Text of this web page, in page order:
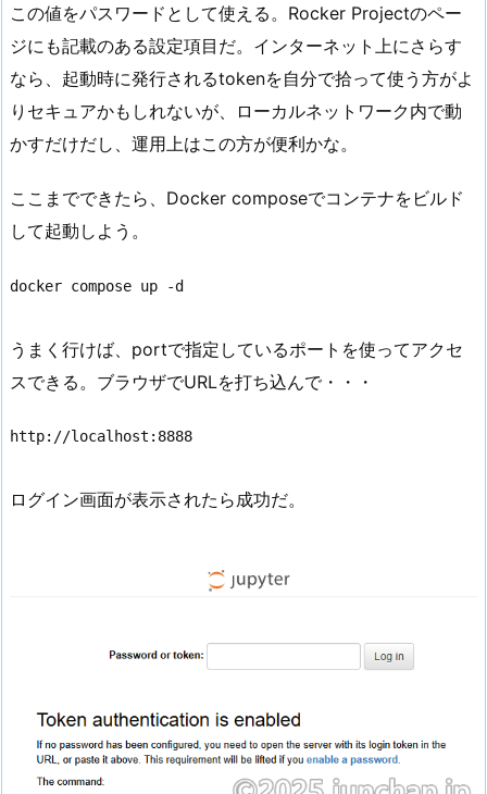
この値をパスワードとして使える。Rocker Projectのペー
ジにも記載のある設定項目だ。インターネット上にさらす
なら、起動時に発行されるtokenを自分で拾って使う方がよ
りセキュアかもしれないが、ローカルネットワーク内で動
かすだけだし、運用上はこの方が便利かな。
ここまでできたら、Docker composeでコンテナをビルド
して起動しよう。
docker compose up -d
うまく行けば、portで指定しているポートを使ってアクセ
スできる。ブラウザでURLを打ち込んで・・・
http://localhost:8888
ログイン画面が表示されたら成功だ。